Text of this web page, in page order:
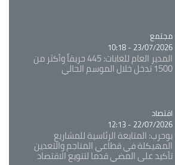
Catégorie
مجتمع
23/07/2026 - 10:18
المدير العام للغابات: 445 حريقاً وأكثر من
1500 تدخل خلال الموسم الحالي
Catégorie
اقتصاد
22/07/2026 - 12:13
بوحرب: المتابعة الرئاسية للمشاريع
المهيكلة في قطاعي المناجم والتعدين
تأكيد على المضي قدما لتنويع الاقتصاد